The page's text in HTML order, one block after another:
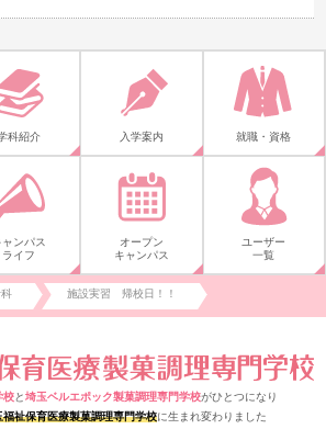
科紹介 入学案内 就職・資格
ャンパス
ライフ
オープン
キャンパス
ユーザー
一覧
施設実習 帰校日！！
校と埼玉ベルエポック製菓調理専門学校がひとつになり
福祉保育医療製菓調理専門学校に生まれ変わりました